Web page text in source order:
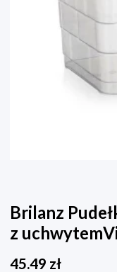
Brilanz
z
45.49 zł